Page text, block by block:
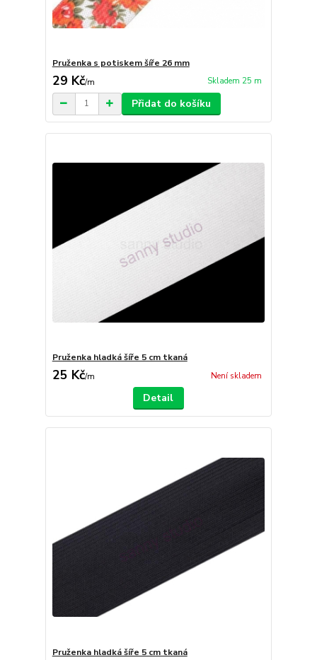
Pruženka s potiskem šíře 26 mm
29 Kč/m Skladem 25 m
Přidat do košíku
Pruženka hladká šíře 5 cm tkaná
25 Kč/m Není skladem
Detail
Pruženka hladká šíře 5 cm tkaná